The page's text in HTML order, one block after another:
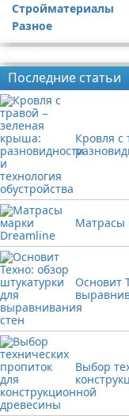
Стройматериалы
Разное
Последние статьи
Кровля с
Матрасы
Основит
Выбор